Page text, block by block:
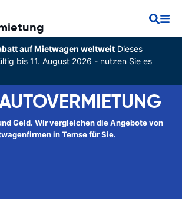
auf Mietwagen weltweitDieses
bis 11. August 2026 - nutzen Sie es
Geld. Wir vergleichen die Angebote von
in Temse für Sie.